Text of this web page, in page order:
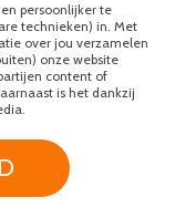
2026
persoonlijker te
technieken) in. Met
over jou verzamelen
onze website
content of
is het dankzij